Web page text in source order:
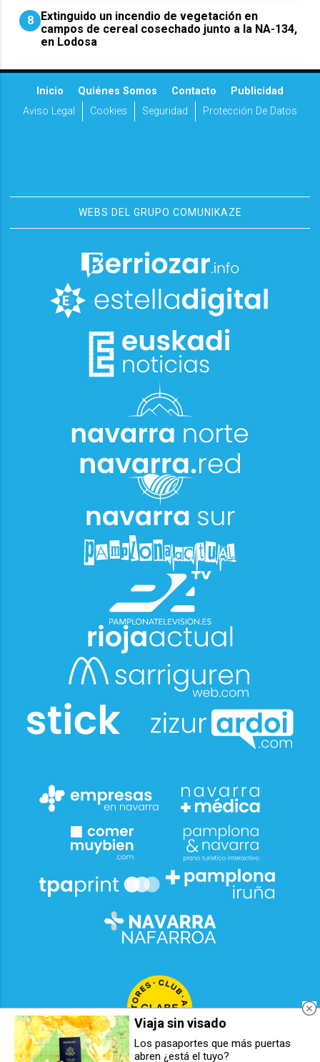
8 Extinguido un incendio de vegetación en
campos de cereal cosechado junto a la NA-134,
en Lodosa
Inicio Quiénes Somos Contacto
Publicidad
Aviso Legal
Cookies Seguridad Protección De Datos
WEBS DEL GRUPO COMUNIKAZE
El PSN de Pamplona reclama Seis nuevas películas, éxitos
Viaja sin visado
Los pasaportes que más puertas
abren ¿está el tuyo?